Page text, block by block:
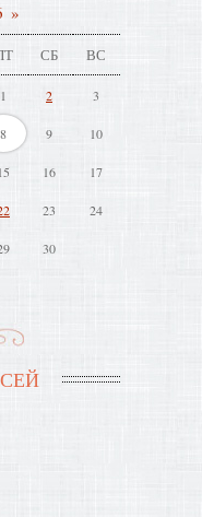
»
СБ ВС
1 2 3
8 9 10
15 16 17
23 24
30